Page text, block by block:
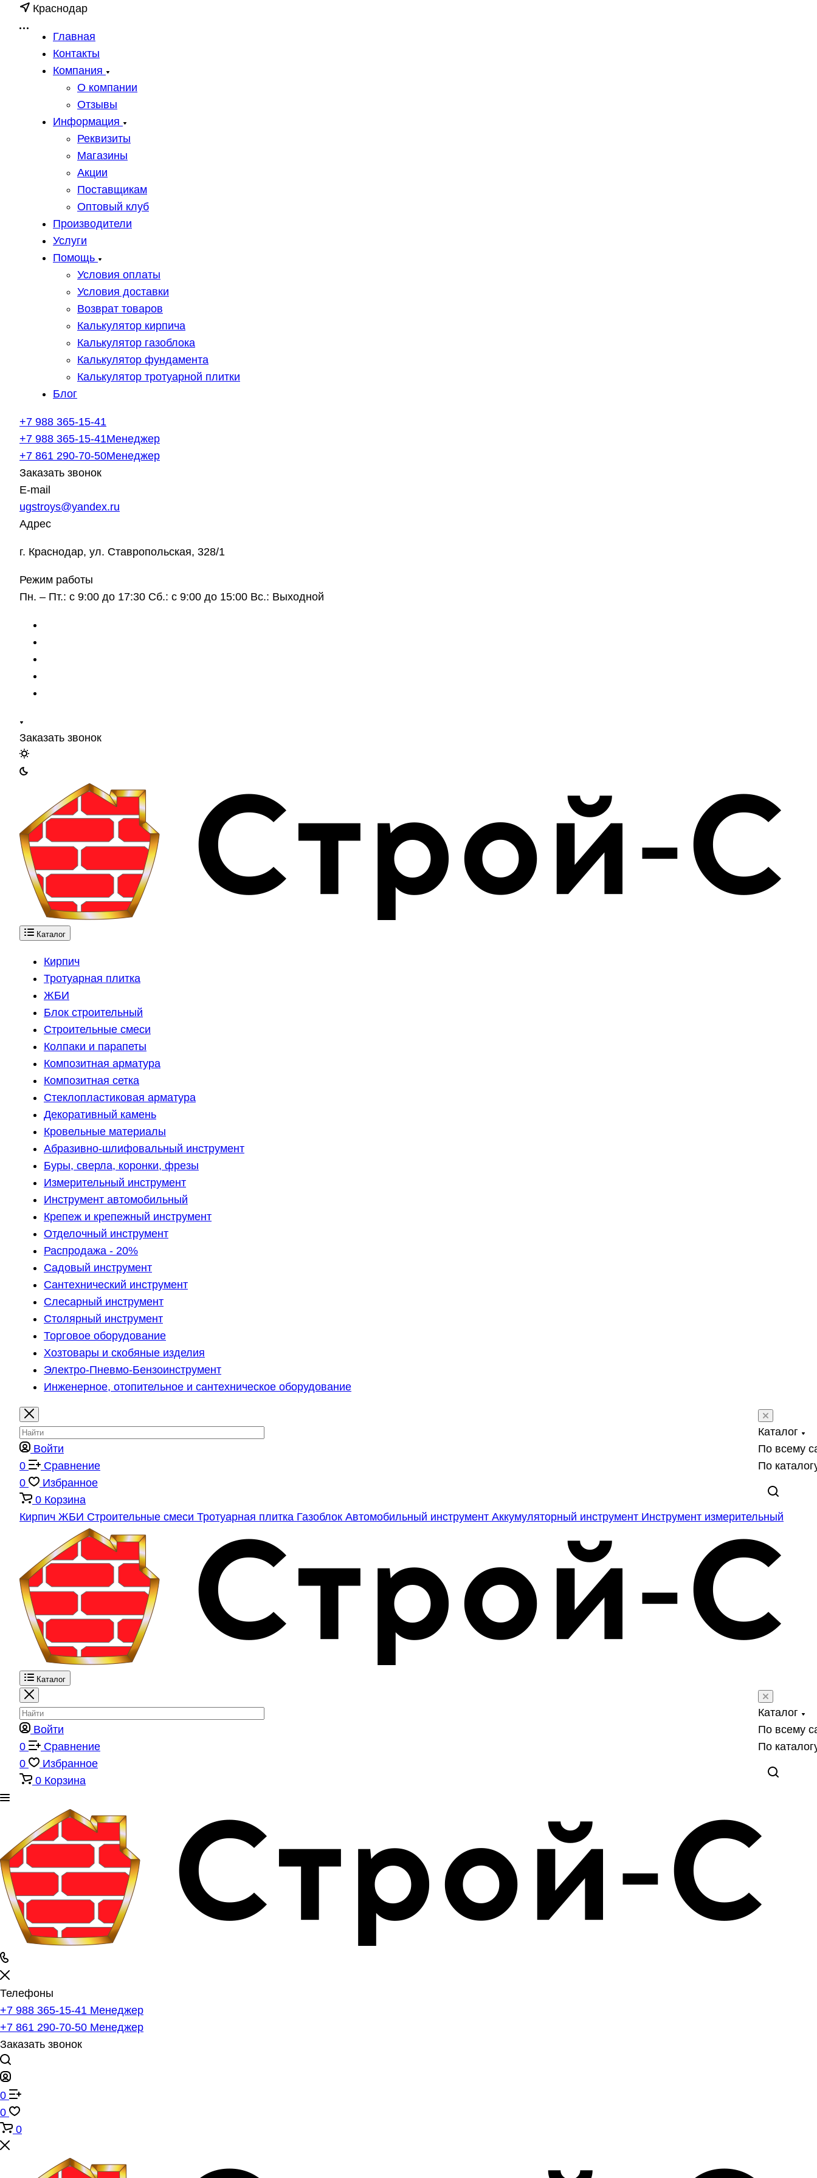
Краснодар
Главная
Контакты
Компания
О компании
Отзывы
Информация
Реквизиты
Магазины
Акции
Поставщикам
Оптовый клуб
Производители
Услуги
Помощь
Условия оплаты
Условия доставки
Возврат товаров
Калькулятор кирпича
Калькулятор газоблока
Калькулятор фундамента
Калькулятор тротуарной плитки
Блог
+7 988 365-15-41
+7 988 365-15-41Менеджер
+7 861 290-70-50Менеджер
Заказать звонок
E-mail
ugstroys@yandex.ru
Адрес
г. Краснодар, ул. Ставропольская, 328/1
Режим работы
Пн. – Пт.: с 9:00 до 17:30 Сб.: с 9:00 до 15:00 Вс.: Выходной
Заказать звонок
Каталог
Кирпич
Тротуарная плитка
ЖБИ
Блок строительный
Строительные смеси
Колпаки и парапеты
Композитная арматура
Композитная сетка
Стеклопластиковая арматура
Декоративный камень
Кровельные материалы
Абразивно-шлифовальный инструмент
Буры, сверла, коронки, фрезы
Измерительный инструмент
Инструмент автомобильный
Крепеж и крепежный инструмент
Отделочный инструмент
Распродажа - 20%
Садовый инструмент
Сантехнический инструмент
Слесарный инструмент
Столярный инструмент
Торговое оборудование
Хозтовары и скобяные изделия
Электро-Пневмо-Бензоинструмент
Инженерное, отопительное и сантехническое оборудование
Каталог
По всему
По
Войти
0
Сравнение
0
Избранное
0 Корзина
Кирпич ЖБИ Строительные смеси Тротуарная плитка Газоблок Автомобильный инструмент Аккумуляторный инструмент Инструмент измерительный
Каталог
Каталог
По всему
По
Войти
0
Сравнение
0
Избранное
0 Корзина
Телефоны
+7 988 365-15-41 Менеджер
+7 861 290-70-50 Менеджер
Заказать звонок
0
0
0